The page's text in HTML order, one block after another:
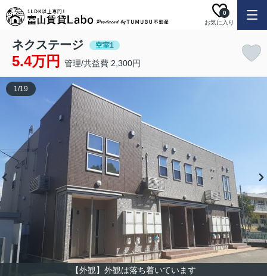
お気に入り
0
ネクステージ 空室1
5.4万円 管理/共益費 2,300円
【外観】外観は落ち着いています
1/19